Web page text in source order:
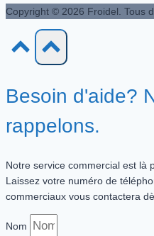
Copyright © 2026 Froidel. Tous
Besoin d'aide?
rappelons.
Notre service commercial est là
Laissez votre numéro de
commerciaux vous contactera
Nom